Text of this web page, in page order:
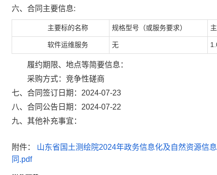
六、合同主要信息:
主要标的名称 规格型号（或服务要求）
软件运维服务 无
履约期限、地点等简要信息：
采购方式：竞争性磋商
七、合同签订日期：2024-07-23
八、合同公告日期：2024-07-22
九、其他补充事宜：
附件： 山东省国土测绘院2024年政务信息化及自然资源信
同.pdf